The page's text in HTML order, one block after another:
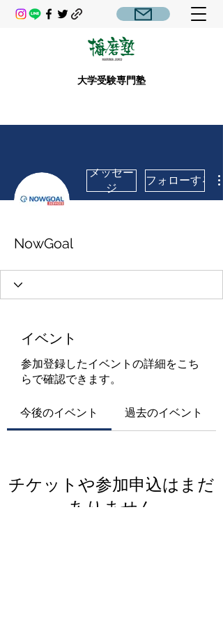
大学受験専門塾
メッセー
ジ
フォローする
NowGoal
イベント
参加登録したイベントの詳細をこち
らで確認できます。
今後のイベント 過去のイベント
チケットや参加申込はまだ
ありません